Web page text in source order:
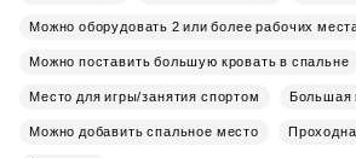
Можно оборудовать 2 или более рабочих
Можно поставить большую кровать в спальне
Место для игры/занятия спортом Большая
Можно добавить спальное место